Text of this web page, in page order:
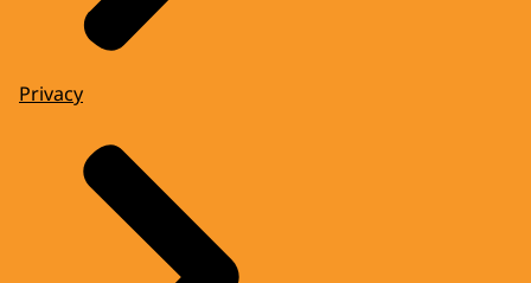
Privacy